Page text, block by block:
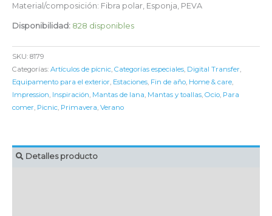
Material/composición: Fibra polar, Esponja, PEVA
Disponibilidad: 828 disponibles
SKU: 8179
Categorías: Artículos de pícnic, Categorías especiales, Digital Transfer,
Equipamento para el exterior, Estaciones, Fin de año, Home & care,
Impression, Inspiración, Mantas de lana, Mantas y toallas, Ocio, Para
comer, Picnic, Primavera, Verano
Detalles producto